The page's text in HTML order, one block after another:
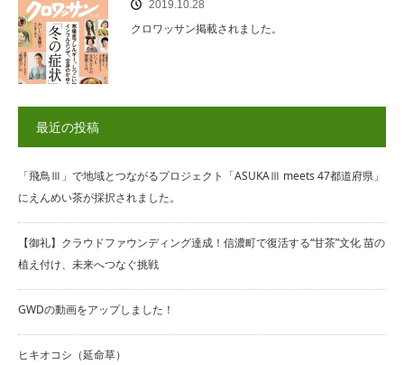
2019.10.28
クロワッサン掲載されました。
最近の投稿
「飛鳥Ⅲ」で地域とつながるプロジェクト「ASUKAⅢ meets 47都道府県」
にえんめい茶が採択されました。
【御礼】クラウドファウンディング達成！信濃町で復活する“甘茶”文化 苗の
植え付け、未来へつなぐ挑戦
GWDの動画をアップしました！
ヒキオコシ（延命草）